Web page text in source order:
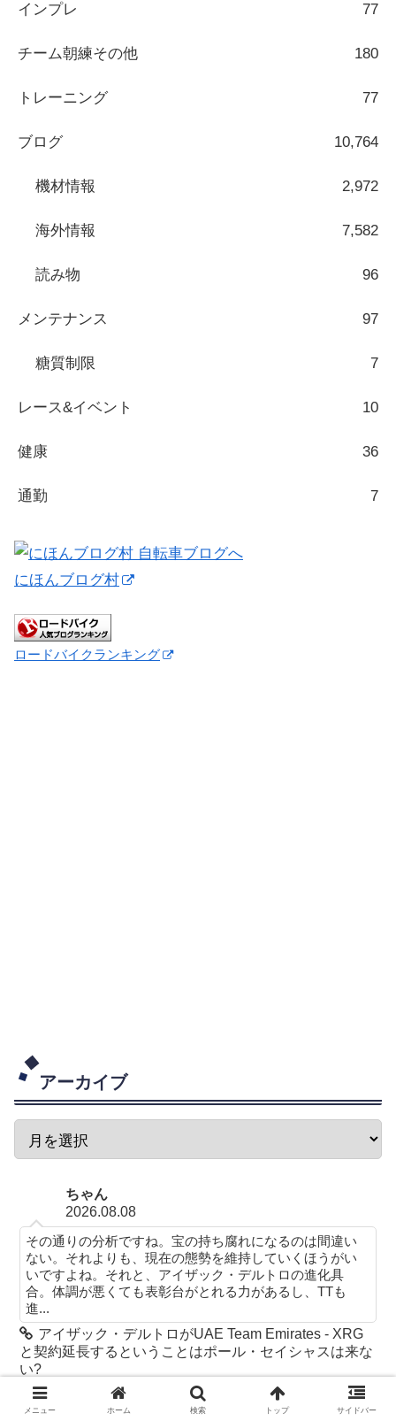
インプレ 77
チーム朝練その他 180
トレーニング 77
ブログ 10,764
機材情報 2,972
海外情報 7,582
読み物 96
メンテナンス 97
糖質制限 7
レース&イベント 10
健康 36
通勤 7
にほんブログ村
ロードバイクランキング
アーカイブ
ちゃん
2026.08.08
その通りの分析ですね。宝の持ち腐れになるのは間違い
ない。それよりも、現在の態勢を維持していくほうがい
いですよね。それと、アイザック・デルトロの進化具
合。体調が悪くても表彰台がとれる力があるし、TTも
進...
アイザック・デルトロがUAE Team Emirates - XRG
と契約延長するということはポール・セイシャスは来な
い?
2026.08.08
メニュー ホーム 検索 トップ サイドバー